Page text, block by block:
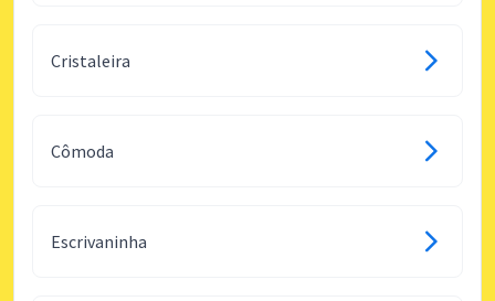
Cristaleira
Cômoda
Escrivaninha